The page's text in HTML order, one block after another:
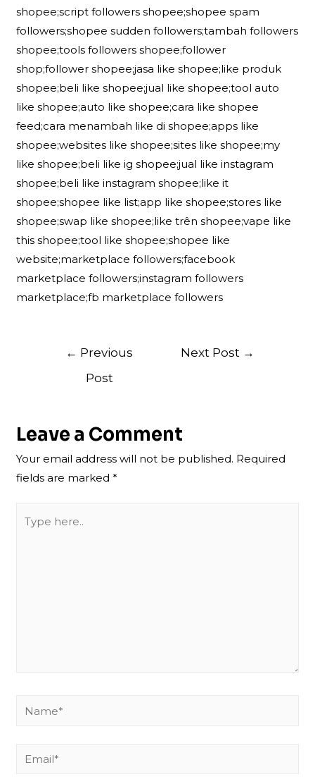
shopee;script followers shopee;shopee spam
followers;shopee sudden followers;tambah followers
shopee;tools followers shopee;follower
shop;follower shopee;jasa like shopee;like produk
shopee;beli like shopee;jual like shopee;tool auto
like shopee;auto like shopee;cara like shopee
feed;cara menambah like di shopee;apps like
shopee;websites like shopee;sites like shopee;my
like shopee;beli like ig shopee;jual like instagram
shopee;beli like instagram shopee;like it
shopee;shopee like list;app like shopee;stores like
shopee;swap like shopee;like trên shopee;vape like
this shopee;tool like shopee;shopee like
website;marketplace followers;facebook
marketplace followers;instagram followers
marketplace;fb marketplace followers
Post
navigation
← Previous
Post
Next Post →
Leave a Comment
Your email address will not be published. Required
fields are marked*
here..
Name*
Email*